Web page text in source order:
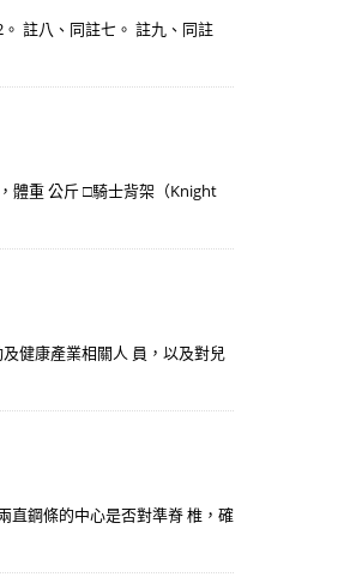
註八、同註七。 註九、同註
體重 公斤 □騎士背架（Knight
健康產業相關人 員，以及對兒
直鋼條的中心是否對準脊 椎，確